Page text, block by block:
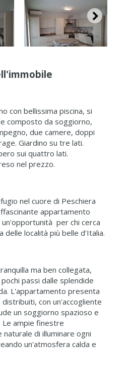
con bellissima piscina, si
composto da soggiorno,
due camere, doppi
Giardino su tre lati.
sui quattro lati.
nel prezzo.
nel cuore di Peschiera
appartamento
per chi cerca
delle località più belle d'Italia.
ma ben collegata,
passi dalle splendide
L'appartamento presenta
con un'accogliente
un soggiorno spazioso e
Le ampie finestre
di illuminare ogni
un'atmosfera calda e